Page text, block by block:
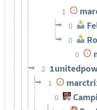
1
0
0
0
2
1
0